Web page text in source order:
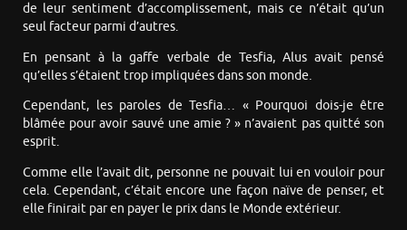
de leur sentiment d’accomplissement, mais ce n’était qu’un
seul facteur parmi d’autres.
En pensant à la gaffe verbale de Tesfia, Alus avait pensé
qu’elles s’étaient trop impliquées dans son monde.
Cependant, les paroles de Tesfia… « Pourquoi dois-je être
blâmée pour avoir sauvé une amie ? » n’avaient pas quitté son
esprit.
Comme elle l’avait dit, personne ne pouvait lui en vouloir pour
cela. Cependant, c’était encore une façon naïve de penser, et
elle finirait par en payer le prix dans le Monde extérieur.